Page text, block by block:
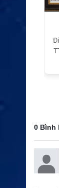
0 Bình